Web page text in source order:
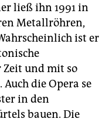
ließ ihn 1991 in
Metallröhren,
ist er
Zeit und mit so
die Opera se
in den
bauen. Die